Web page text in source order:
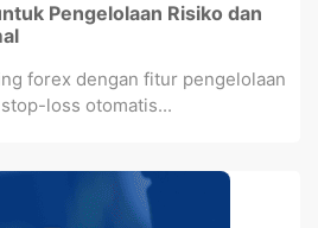
Pengelolaan Risiko dan
forex dengan fitur pengelolaan
loss otomatis...